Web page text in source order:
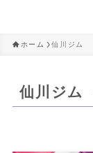
ホーム 仙川ジム
仙川ジム